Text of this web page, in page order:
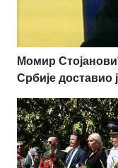
Момир
Србије доставио